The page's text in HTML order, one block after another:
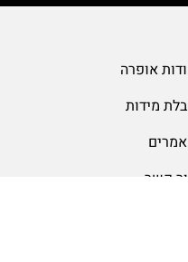
אופרה
מידות
קשר